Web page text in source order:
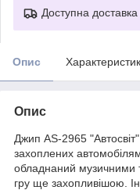
Доступна доставка
Опис
Опис
Джип AS-2965
захоплених
обладнаний музичними
гру ще захопливішою.